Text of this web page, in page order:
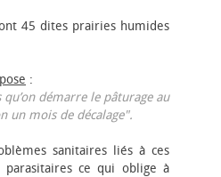
45 dites prairies humides
:
démarre le pâturage au
un mois de décalage".
sanitaires liés à ces
ce qui oblige à